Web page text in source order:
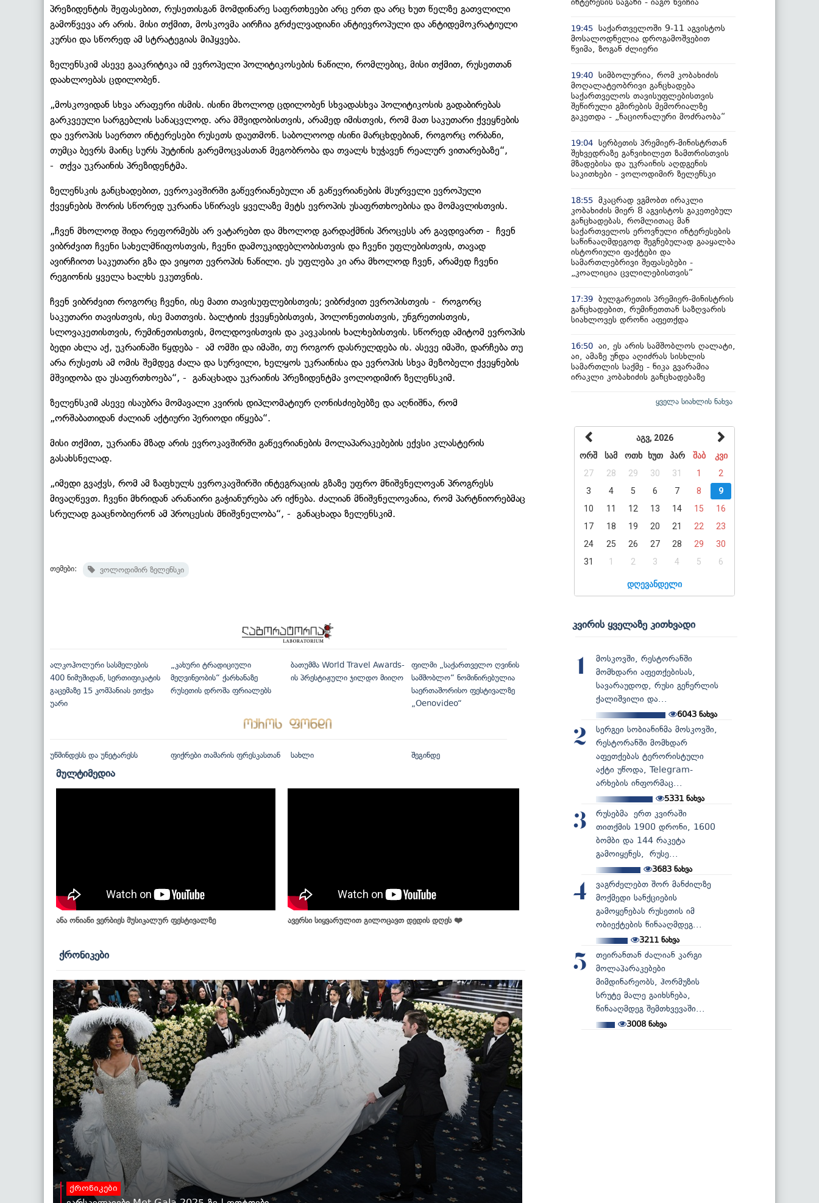
პრეზიდენტის შეფასებით, რუსეთისგან მომდინარე საფრთხეები არც ერთ და არც ხუთ წელზე გათვლილი
გამოწვევა არ არის. მისი თქმით, მოსკოვმა აირჩია გრძელვადიანი ანტიევროპული და ანტიდემოკრატიული
კურსი და სწორედ ამ სტრატეგიას მიჰყვება.
ზელენსკიმ ასევე გააკრიტიკა იმ ევროპელი პოლიტიკოსების ნაწილი, რომლებიც, მისი თქმით, რუსეთთან
დაახლოებას ცდილობენ.
„მოსკოვიდან სხვა არაფერი ისმის. ისინი მხოლოდ ცდილობენ სხვადასხვა პოლიტიკოსის გადაბირებას
გარკვეული სარგებლის სანაცვლოდ. არა მშვიდობისთვის, არამედ იმისთვის, რომ მათ საკუთარი ქვეყნების
და ევროპის საერთო ინტერესები რუსეთს დაუთმონ. საბოლოოდ ისინი მარცხდებიან, როგორც ორბანი,
თუმცა ბევრს მაინც სურს პუტინის გარემოცვასთან მეგობრობა და თვალს ხუჭავენ რეალურ ვითარებაზე“,
- თქვა უკრაინის პრეზიდენტმა.
ზელენსკის განცხადებით, ევროკავშირში გაწევრიანებული ან გაწევრიანების მსურველი ევროპული
ქვეყნების შორის სწორედ უკრაინა სწირავს ყველაზე მეტს ევროპის უსაფრთხოებისა და მომავლისთვის.
„ჩვენ მხოლოდ შიდა რეფორმებს არ ვატარებთ და მხოლოდ გარდაქმნის პროცესს არ გავდივართ - ჩვენ
ვიბრძვით ჩვენი სახელმწიფოსთვის, ჩვენი დამოუკიდებლობისთვის და ჩვენი უფლებისთვის, თავად
ავირჩიოთ საკუთარი გზა და ვიყოთ ევროპის ნაწილი. ეს უფლება კი არა მხოლოდ ჩვენ, არამედ ჩვენი
რეგიონის ყველა ხალხს ეკუთვნის.
ჩვენ ვიბრძვით როგორც ჩვენი, ისე მათი თავისუფლებისთვის; ვიბრძვით ევროპისთვის - როგორც
საკუთარი თავისთვის, ისე მათთვის. ბალტიის ქვეყნებისთვის, პოლონეთისთვის, უნგრეთისთვის,
სლოვაკეთისთვის, რუმინეთისთვის, მოლდოვისთვის და კავკასიის ხალხებისთვის. სწორედ ამიტომ ევროპის
ბედი ახლა აქ, უკრაინაში წყდება - ამ ომში და იმაში, თუ როგორ დასრულდება ის. ასევე იმაში, დარჩება თუ
არა რუსეთს ამ ომის შემდეგ ძალა და სურვილი, ხელყოს უკრაინისა და ევროპის სხვა მეზობელი ქვეყნების
მშვიდობა და უსაფრთხოება“, - განაცხადა უკრაინის პრეზიდენტმა ვოლოდიმირ ზელენსკიმ.
ზელენსკიმ ასევე ისაუბრა მომავალი კვირის დიპლომატიურ ღონისძიებებზე და აღნიშნა, რომ
„ორშაბათიდან ძალიან აქტიური პერიოდი იწყება“.
მისი თქმით, უკრაინა მზად არის ევროკავშირში გაწევრიანების მოლაპარაკებების ექვსი კლასტერის
გასახსნელად.
„იმედი გვაქვს, რომ ამ ზაფხულს ევროკავშირში ინტეგრაციის გზაზე უფრო მნიშვნელოვან პროგრესს
მივაღწევთ. ჩვენი მხრიდან არანაირი გაჭიანურება არ იქნება. ძალიან მნიშვნელოვანია, რომ პარტნიორებმაც
სრულად გააცნობიერონ ამ პროცესის მნიშვნელობა“, - განაცხადა ზელენსკიმ.
თემები: ვოლოდიმირ ზელენსკი
ალკოჰოლური სასმელების
400 ნიმუშიდან, სერთიფიკატის
გაცემაზე 15 კომპანიას ეთქვა
უარი
„კახური ტრადიციული
მეღვინეობის“ ქარხანაზე
რუსეთის დროშა ფრიალებს
ბათუმმა World Travel Awards-
ის პრესტიჟული ჯილდო მიიღო
ფილმი „საქართველო ღვინის
სამშობლო“ ნომინირებულია
საერთაშორისო ფესტივალზე
„Oenovideo“
უწმინდესს და უნეტარესს ფიქრები თამარის ფრესკასთან სახლი შეგინდე
მულტიმედია
ანა ონიანი ვერბიეს მუსიკალურ ფესტივალზე ავერსი სიყვარულით გილოცავთ დედის დღეს ❤️
ქრონიკები
ქრონიკები
19:45 საქართველოში 9-11 აგვისტოს
მოსალოდნელია დროგამოშვებით
წვიმა, ზოგან ძლიერი
19:40 სიმბოლურია, რომ კობახიძის
მოღალატეობრივი განცხადება
საქართველოს თავისუფლებისთვის
შეწირული გმირების მემორიალზე
გაკეთდა - „ნაციონალური მოძრაობა“
19:04 სერბეთის პრემიერ-მინისტრთან
შეხვედრაზე განვიხილეთ ზამთრისთვის
მზადებისა და უკრაინის აღდგენის
საკითხები - ვოლოდიმირ ზელენსკი
18:55 მკაცრად ვგმობთ ირაკლი
კობახიძის მიერ 8 აგვისტოს გაკეთებულ
განცხადებას, რომლითაც მან
საქართველოს ეროვნული ინტერესების
საწინააღმდეგოდ შეგნებულად გააყალბა
ისტორიული ფაქტები და
სამართლებრივი შეფასებები -
„კოალიცია ცვლილებისთვის“
17:39 ბულგარეთის პრემიერ-მინისტრის
განცხადებით, რუმინეთთან საზღვარის
სიახლოვეს დრონი აფეთქდა
16:50 აი, ეს არის სამშობლოს ღალატი,
აი, ამაზე უნდა აღიძრას სისხლის
სამართლის საქმე - ნიკა გვარამია
ირაკლი კობახიძის განცხადებაზე
ყველა სიახლის ნახვა
აგვ, 2026
ორშ
სამ ოთხ ხუთ პარ შაბ
კვი
27
28 29 30 31 1
2
3
4 5 6 7 8
9
10
11 12 13 14 15
16
17
18 19 20 21 22
23
24
25 26 27 28 29
30
31
1 2 3 4 5 6
დღევანდელი
კვირის ყველაზე კითხვადი
1
მოსკოვში, რესტორანში
მომხდარი აფეთქებისას,
სავარაუდოდ, რუსი გენერლის
ქალიშვილი და...
6043 ნახვა
2
სერგეი სობიანინმა მოსკოვში,
რესტორანში მომხდარ
აფეთქებას ტერორისტული
აქტი უწოდა, Telegram-
არხების ინფორმაც...
5331 ნახვა
3
რუსებმა ერთ კვირაში
თითქმის 1900 დრონი, 1600
ბომბი და 144 რაკეტა
გამოიყენეს, რუსე...
3683ნახვა
4
ვაგრძელებთ შორ მანძილზე
მოქმედი სანქციების
გამოყენებას რუსეთის იმ
ობიექტების წინააღმდეგ...
3211ნახვა
5
თეირანთან ძალიან კარგი
მოლაპარაკებები
მიმდინარეობს, ჰორმუზის
სრუტე მალე გაიხსნება,
წინააღმდეგ შემთხვევაში...
3008 ნახვა